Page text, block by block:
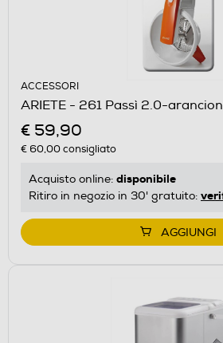
ACCESSORI
ARIETE - 261 Passì 2.0-
€ 59,90
€ 60,00consigliato
Acquisto online: disponibile
Ritiro in negozio in 30' gratuito:
AGGIUNGI